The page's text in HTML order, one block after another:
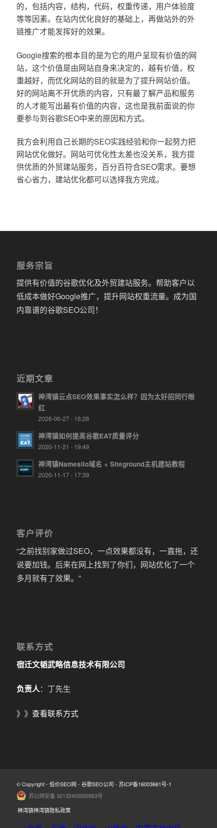
的，包括内容，结构，代码，权重传递，用户体验度
等等因素。在站内优化良好的基础上，再做站外的外
链推广才能发挥好的效果。
Google搜索的根本目的是为它的用户呈现有价值的网
站，这个价值是由网站自身来决定的，越有价值，权
重越好，而优化网站的目的就是为了提升网站价值。
好的网站离不开优质的内容，只有最了解产品和服务
的人才能写出最有价值的内容，这也是我前面说的你
要参与到谷歌SEO中来的原因和方式。
我方会利用自己长期的SEO实践经验和你一起努力把
网站优化做好。网站可优化性太差也没关系，我方提
供优质的外贸建站服务，百分百符合SEO需求。要想
省心省力，建站优化都可以选择我方完成。
服务宗旨
提供有价值的谷歌优化及外贸建站服务。帮助客户以
低成本做好Google推广，提升网站权重流量。成为国
内靠谱的谷歌SEO公司！
近期文章
神湾镇云点SEO效果事实怎么样？因为太好招同行眼
红
2026-06-27 - 16:28
神湾镇如何提高谷歌EAT质量评分
2020-11-21 - 19:49
神湾镇Namesilo域名 + Siteground主机建站教程
2020-11-17 - 17:39
客户评价
“之前找别家做过SEO，一点效果都没有，一直拖，还
说要加钱。后来在网上找到了你们，网站优化了一个
多月就有了效果。”
联系方式
宿迁文韬武略信息技术有限公司
负责人：丁先生
》》 查看联系方式
© Copyright - 低价SEO网 - 谷歌SEO公司 - 苏ICP备16003661号-1
苏公网安备 32132402000563号
神湾镇神湾镇隐私政策